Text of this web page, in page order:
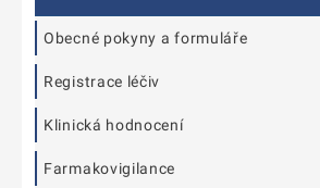
Obecné pokyny a formuláře
Registrace léčiv
Klinická hodnocení
Farmakovigilance